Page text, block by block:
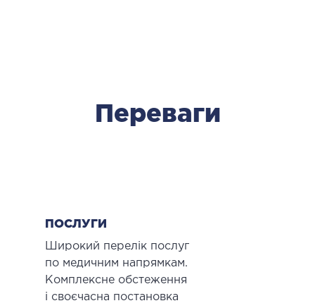
Переваги
ПОСЛУГИ
Широкий перелік послуг
по медичним напрямкам.
Комплексне обстеження
і своєчасна постановка